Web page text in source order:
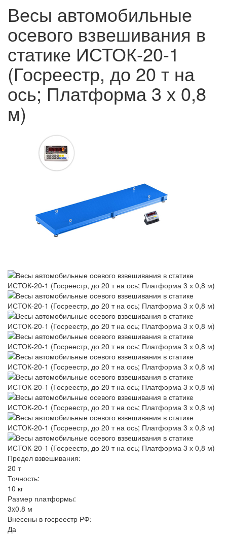
Весы автомобильные
осевого взвешивания в
статике ИСТОК-20-1
(Госреестр, до 20 т на
ось; Платформа 3 х 0,8
м)
Предел взвешивания:
20 т
Точность:
10 кг
Размер платформы:
3x0.8 м
Внесены в госреестр РФ:
Да